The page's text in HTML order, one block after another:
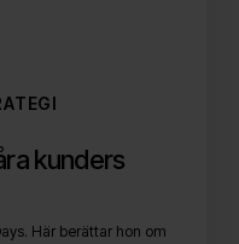
kunders
Här berättar hon om